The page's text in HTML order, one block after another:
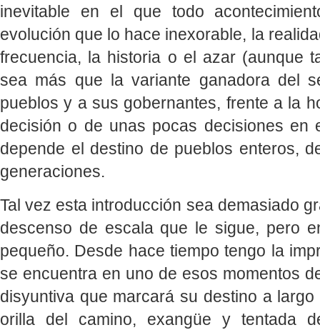
inevitable en el que todo
evolución que lo hace inexorable, la
frecuencia, la historia o el azar (aunque
sea más que la variante ganadora del
pueblos y a sus gobernantes, frente a la
decisión o de unas pocas decisiones en
depende el destino de pueblos enteros,
generaciones.
Tal vez esta introducción sea demasiado
descenso de escala que le sigue, pero
pequeño. Desde hace tiempo tengo la
se encuentra en uno de esos momentos
disyuntiva que marcará su destino a
orilla del camino, exangüe y tentada